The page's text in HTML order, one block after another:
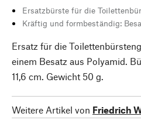
Ersatzbürste für die
Kräftig und formbeständig:
Ersatz für die
einem Besatz aus Polyamid.
11,6 cm. Gewicht 50 g.
Weitere Artikel von Friedrich